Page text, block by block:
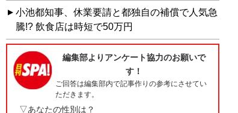
小池都知事、休業要請と都独自の補償で人気急
騰!? 飲食店は時短で50万円